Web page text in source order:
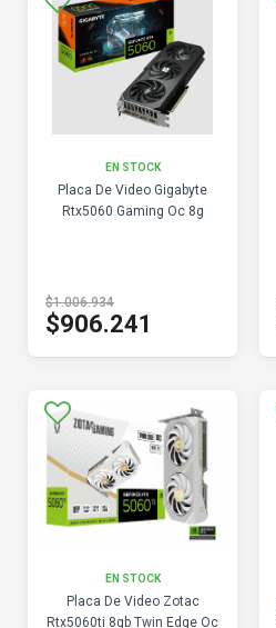
EN STOCK
Placa De Video Gigabyte
Rtx5060 Gaming Oc 8g
$1.006.934
$906.241
EN STOCK
Placa De Video Zotac
Rtx5060ti 8gb Twin Edge Oc